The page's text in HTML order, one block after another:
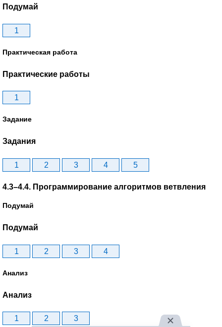
Подумай
1
Практическая работа
Практические работы
1
Задание
Задания
1 2 3 4 5
4.3–4.4. Программирование алгоритмов ветвления
Подумай
Подумай
1 2 3 4
Анализ
Анализ
1 2 3